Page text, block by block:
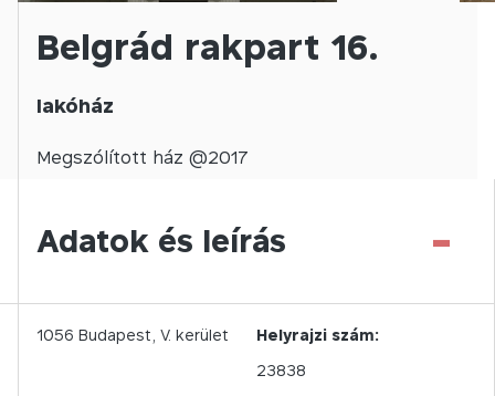
Belgrád rakpart 16.
lakóház
Megszólított ház @2017
Adatok és leírás -
1056 Budapest, V. kerület
Helyrajzi szám:
23838